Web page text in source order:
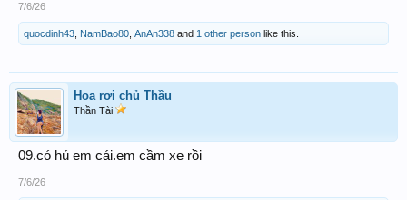
7/6/26
quocdinh43 NamBao80 AnAn338 and 1 other person like this.
Hoa rơi chủ Thầu
Thần Tài
09.có hú em cái.em cầm xe rồi
7/6/26